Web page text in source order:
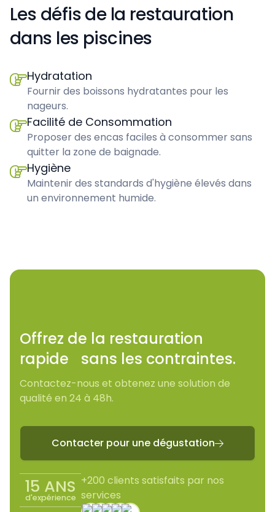
Les défis de la restauration
dans les piscines
Hydratation
Fournir des boissons hydratantes pour les
nageurs.
Facilité de Consommation
Proposer des encas faciles à consommer sans
quitter la zone de baignade.
Hygiène
Maintenir des standards d'hygiène élevés dans
un environnement humide.
Offrez de la restauration
rapide sans les contraintes.
Contactez-nous et obtenez une solution de
qualité en 24 à 48h.
Contacter pour une dégustation
15 ANS
d'expérience
+200 clients satisfaits par nos
services